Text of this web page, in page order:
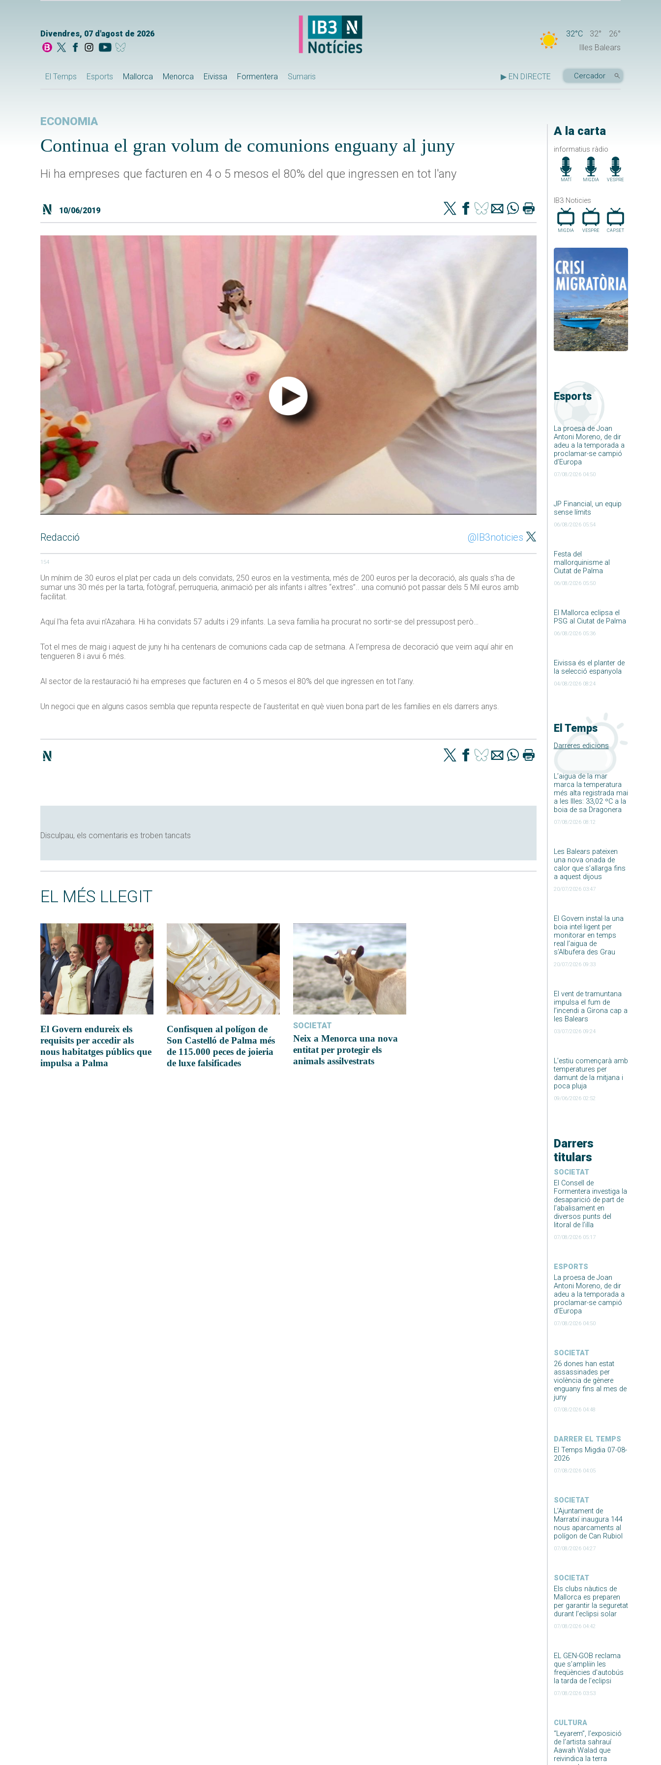
Divendres, 07 d'agost de 2026 32°C 32°
26°
Illes Balears
El Temps Esports Mallorca Menorca Eivissa Formentera Sumaris ▶ EN DIRECTE
A la carta
informatius ràdio
MATÍ MIGDIA VESPRE
IB3 Noticies
MIGDIA VESPRE CAP.SET
Esports
La proesa de Joan
Antoni Moreno, de dir
adeu a la temporada a
proclamar-se campió
d’Europa
07/08/2026 04:50
JP Financial, un equip
sense límits
06/08/2026 05:54
Festa del
mallorquinisme al
Ciutat de Palma
06/08/2026 05:50
El Mallorca eclipsa el
PSG al Ciutat de Palma
06/08/2026 05:36
Eivissa és el planter de
la selecció espanyola
04/08/2026 08:24
El Temps
Darreres edicions
L’aigua de la mar
marca la temperatura
més alta registrada mai
a les Illes: 33,02 ºC a la
boia de sa Dragonera
07/08/2026 08:12
Les Balears pateixen
una nova onada de
calor que s’allarga fins
a aquest dijous
20/07/2026 03:47
El Govern instal·la una
boia intel·ligent per
monitorar en temps
real l’aigua de
s’Albufera des Grau
20/07/2026 09:33
El vent de tramuntana
impulsa el fum de
l’incendi a Girona cap a
les Balears
03/07/2026 09:24
L’estiu començarà amb
temperatures per
damunt de la mitjana i
poca pluja
09/06/2026 02:52
Darrers
titulars
SOCIETAT
El Consell de
Formentera investiga la
desaparició de part de
l’abalisament en
diversos punts del
litoral de l’illa
07/08/2026 05:17
ESPORTS
La proesa de Joan
Antoni Moreno, de dir
adeu a la temporada a
proclamar-se campió
d’Europa
07/08/2026 04:50
SOCIETAT
26 dones han estat
assassinades per
violència de gènere
enguany fins al mes de
juny
07/08/2026 04:48
DARRER EL TEMPS
El Temps Migdia 07-08-
2026
07/08/2026 04:05
SOCIETAT
L’Ajuntament de
Marratxí inaugura 144
nous aparcaments al
polígon de Can Rubiol
07/08/2026 04:27
SOCIETAT
Els clubs nàutics de
Mallorca es preparen
per garantir la seguretat
durant l’eclipsi solar
07/08/2026 04:42
EL GEN-GOB reclama
que s’ampliïn les
freqüències d’autobús
la tarda de l’eclipsi
07/08/2026 03:53
CULTURA
“Leyarem”, l’exposició
de l’artista sahrauí
Aawah Walad que
reivindica la terra
ECONOMIA
Continua el gran volum de comunions enguany al juny
Hi ha empreses que facturen en 4 o 5 mesos el 80% del que ingressen en tot l'any
10/06/2019
Redacció @IB3noticies
154
Un mínim de 30 euros el plat per cada un dels convidats, 250 euros en la vestimenta, més de 200 euros per la decoració, als quals s’ha de
sumar uns 30 més per la tarta, fotògraf, perruqueria, animació per als infants i altres “extres”.. una comunió pot passar dels 5 Mil euros amb
facilitat.
Aquí l’ha feta avui n’Azahara. Hi ha convidats 57 adults i 29 infants. La seva família ha procurat no sortir-se del pressupost però…
Tot el mes de maig i aquest de juny hi ha centenars de comunions cada cap de setmana. A l’empresa de decoració que veim aquí ahir en
tengueren 8 i avui 6 més.
Al sector de la restauració hi ha empreses que facturen en 4 o 5 mesos el 80% del que ingressen en tot l’any.
Un negoci que en alguns casos sembla que repunta respecte de l’austeritat en què viuen bona part de les famílies en els darrers anys.
Disculpau, els comentaris es troben tancats
EL MÉS LLEGIT
El Govern endureix els
requisits per accedir als
nous habitatges públics que
impulsa a Palma
Confisquen al polígon de
Son Castelló de Palma més
de 115.000 peces de joieria
de luxe falsificades
SOCIETAT
Neix a Menorca una nova
entitat per protegir els
animals assilvestrats